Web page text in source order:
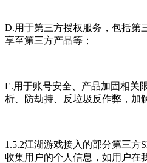
D.用于第三方授权服务，包括第
享至第三方产品等；
E.用于账号安全、产品加固相关
析、防劫持、反垃圾反作弊，加
1.5.2江湖游戏接入的部分第三方
收集用户的个人信息，如用户在